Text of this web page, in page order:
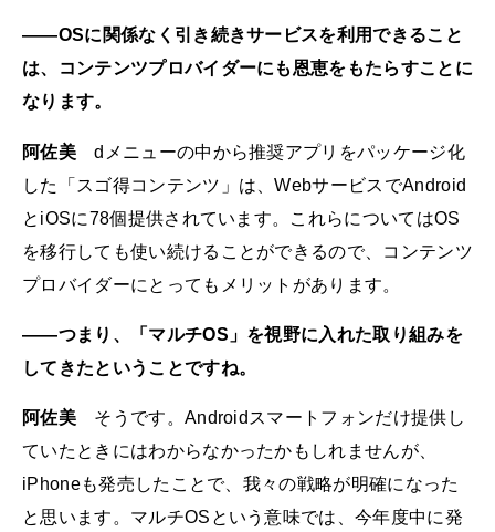
――OSに関係なく引き続きサービスを利用できること
は、コンテンツプロバイダーにも恩恵をもたらすことに
なります。
阿佐美dメニューの中から推奨アプリをパッケージ化
した「スゴ得コンテンツ」は、WebサービスでAndroid
とiOSに78個提供されています。これらについてはOS
を移行しても使い続けることができるので、コンテンツ
プロバイダーにとってもメリットがあります。
――つまり、「マルチOS」を視野に入れた取り組みを
してきたということですね。
阿佐美そうです。Androidスマートフォンだけ提供し
ていたときにはわからなかったかもしれませんが、
iPhoneも発売したことで、我々の戦略が明確になった
と思います。マルチOSという意味では、今年度中に発